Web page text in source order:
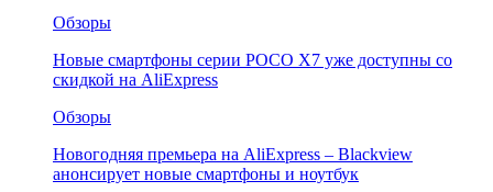
Обзоры
Новые смартфоны серии POCO X7 уже доступны со
скидкой на AliExpress
Обзоры
Новогодняя премьера на AliExpress – Blackview
анонсирует новые смартфоны и ноутбук